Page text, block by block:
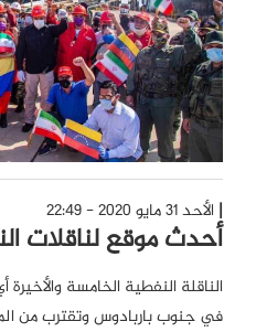
الأحد 31 مايو 2020 - 22:49
أحدث موقع لناقلات
في جنوب باربادوس وتقترب من